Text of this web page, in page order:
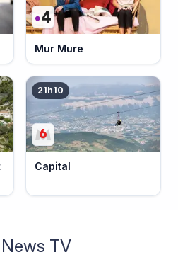
Mur Mure
21h10
Capital
TV